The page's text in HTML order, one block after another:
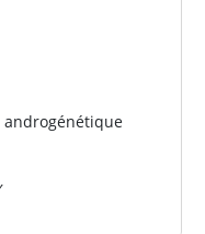
androgénétique